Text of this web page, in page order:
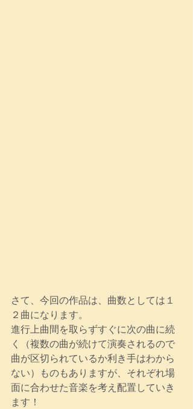
さて、今回の作品は、曲数としては１
２曲になります。
進行上曲間を取らずすぐに次の曲に続
く（複数の曲が続けて演奏されるので
曲が区切られているか利き手はわから
ない）ものもありますが、それぞれ場
面に合わせた音楽を考え配置していき
ます！